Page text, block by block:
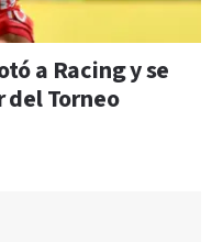
a Racing y se
del Torneo